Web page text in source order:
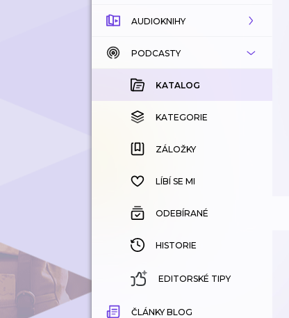
AUDIOKNIHY
KATALOG
KOUPENÉ
KATEGORIE
ZÁLOŽKY
HISTORIE
PODCASTY
KATALOG
KATEGORIE
ZÁLOŽKY
LÍBÍ SE MI
ODEBÍRANÉ
HISTORIE
EDITORSKÉ TIPY
ČLÁNKY BLOG